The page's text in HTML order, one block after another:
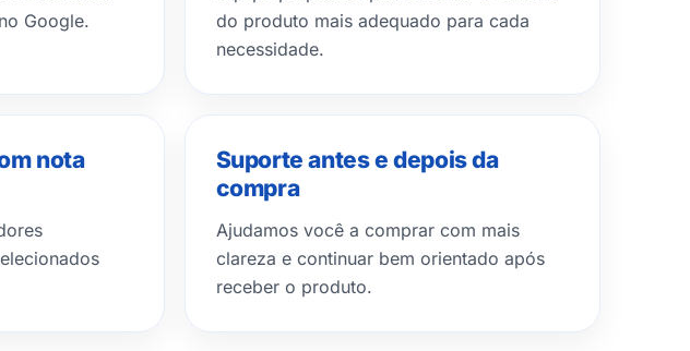
Google.
do produto mais adequado para cada
necessidade.
nota
Suporte antes e depois da
compra
Ajudamos você a comprar com mais
clareza e continuar bem orientado após
receber o produto.